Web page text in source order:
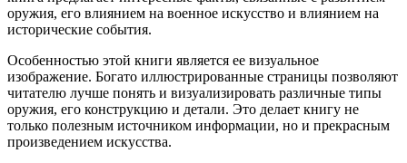
оружия, его влиянием на военное искусство и влиянием на
исторические события.
Особенностью этой книги является ее визуальное
изображение. Богато иллюстрированные страницы позволяют
читателю лучше понять и визуализировать различные типы
оружия, его конструкцию и детали. Это делает книгу не
только полезным источником информации, но и прекрасным
произведением искусства.